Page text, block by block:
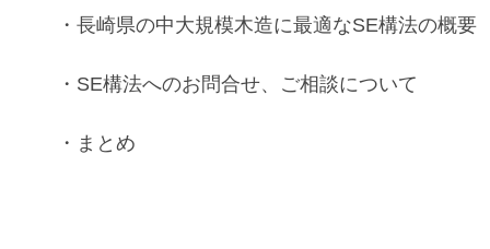
・長崎県の中大規模木造に最適なSE構法の概要
・ SE構法へのお問合せ、ご相談について
・まとめ